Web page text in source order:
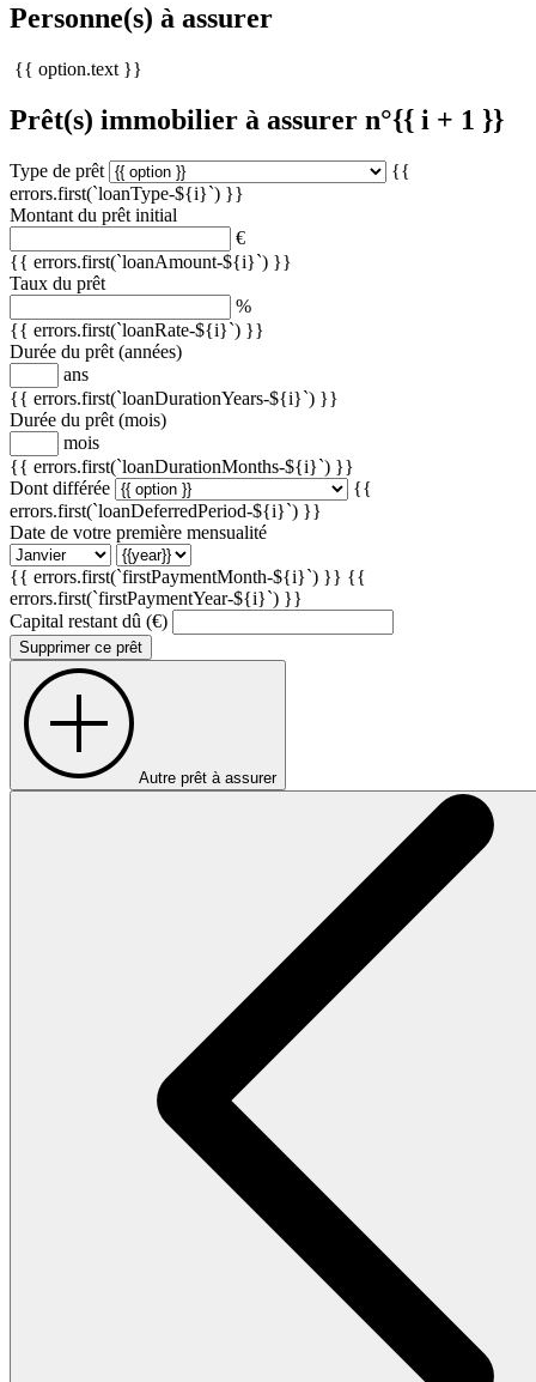
Personne(s) à assurer
{{ option.text }}
Prêt(s) immobilier à assurer n°{{ i + 1 }}
Type de prêt
{{
errors.first(`loanType-${i}`) }}
Montant du prêt initial
€
{{ errors.first(`loanAmount-${i}`) }}
Taux du prêt
%
{{ errors.first(`loanRate-${i}`) }}
Durée du prêt (années)
ans
{{ errors.first(`loanDurationYears-${i}`) }}
Durée du prêt (mois)
mois
{{ errors.first(`loanDurationMonths-${i}`) }}
Dont différée
{{
errors.first(`loanDeferredPeriod-${i}`) }}
Date de votre première mensualité
{{ errors.first(`firstPaymentMonth-${i}`) }} {{
errors.first(`firstPaymentYear-${i}`) }}
Capital restant dû (€)
Supprimer ce prêt
Autre prêt à assurer